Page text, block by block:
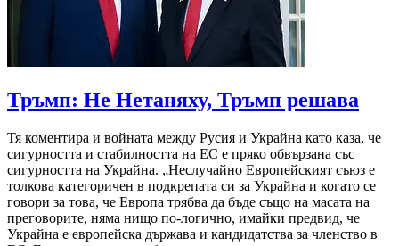
Тръмп: Не Нетаняху, Тръмп решава
Тя коментира и войната между Русия и Украйна като каза, че
сигурността и стабилността на ЕС е пряко обвързана със
сигурността на Украйна. „Неслучайно Европейският съюз е
толкова категоричен в подкрепата си за Украйна и когато се
говори за това, че Европа трябва да бъде също на масата на
преговорите, няма нищо по-логично, имайки предвид, че
Украйна е европейска държава и кандидатства за членство в